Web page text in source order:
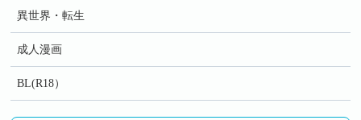
異世界・転生
成人漫画
BL(R18）